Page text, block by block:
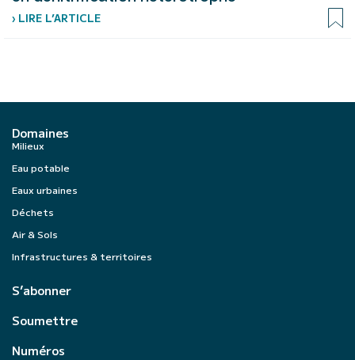
› LIRE L’ARTICLE
Domaines
Milieux
Eau potable
Eaux urbaines
Déchets
Air & Sols
Infrastructures & territoires
S’abonner
Soumettre
Numéros